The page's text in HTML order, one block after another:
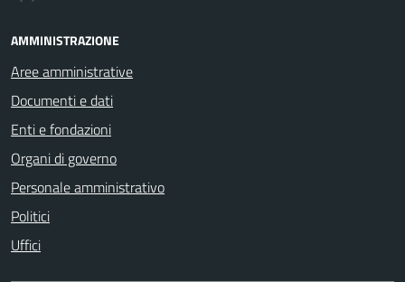
AMMINISTRAZIONE
Aree amministrative
Documenti e dati
Enti e fondazioni
Organi di governo
Personale amministrativo
Politici
Uffici